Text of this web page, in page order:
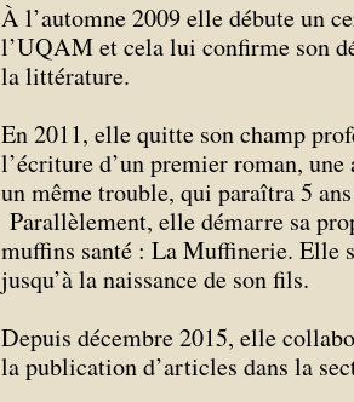
À l’automne 2009 elle débute un
l’UQAM et cela lui confirme son
la littérature.
En 2011, elle quitte son champ
l’écriture d’un premier roman,
un même trouble, qui paraîtra 5
Parallèlement, elle démarre sa
muffins santé : La Muffinerie. Elle
jusqu’à la naissance de son fils.
Depuis décembre 2015, elle
la publication d’articles dans la